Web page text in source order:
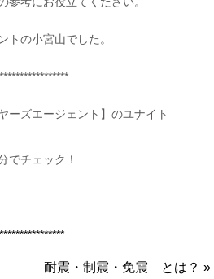
トの小宮山でした。
ーズエージェント】のユナイト
でチェック！
耐震・制震・免震 とは？ »